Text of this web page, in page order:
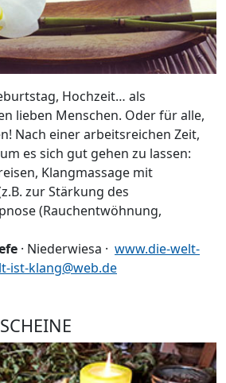
Hochzeit… als
lieben Menschen. Oder für alle,
Nach einer arbeitsreichen Zeit,
es sich gut gehen zu lassen:
Klangmassage mit
zur Stärkung des
(Rauchentwöhnung,
· Niederwiesa · www.die-welt-
ist-klang@web.de